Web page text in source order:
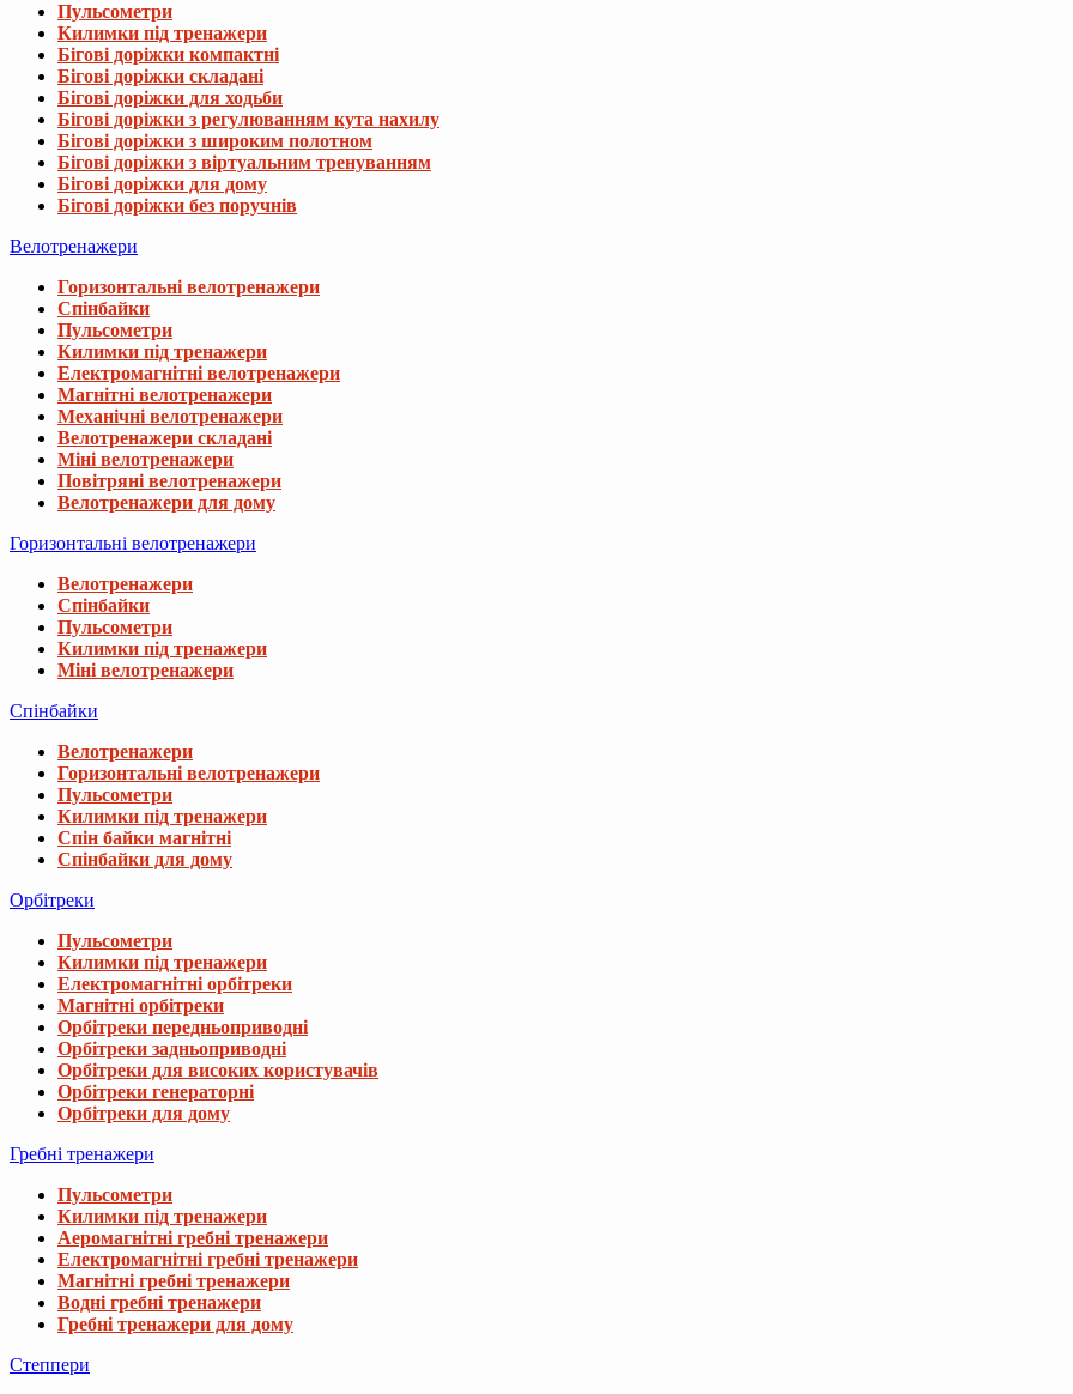
Пульсометри
Килимки під тренажери
Бігові доріжки компактні
Бігові доріжки складані
Бігові доріжки для ходьби
Бігові доріжки з регулюванням кута нахилу
Бігові доріжки з широким полотном
Бігові доріжки з віртуальним тренуванням
Бігові доріжки для дому
Бігові доріжки без поручнів
Велотренажери
Горизонтальні велотренажери
Спінбайки
Пульсометри
Килимки під тренажери
Електромагнітні велотренажери
Магнітні велотренажери
Механічні велотренажери
Велотренажери складані
Міні велотренажери
Повітряні велотренажери
Велотренажери для дому
Горизонтальні велотренажери
Велотренажери
Спінбайки
Пульсометри
Килимки під тренажери
Міні велотренажери
Спінбайки
Велотренажери
Горизонтальні велотренажери
Пульсометри
Килимки під тренажери
Спін байки магнітні
Спінбайки для дому
Орбітреки
Пульсометри
Килимки під тренажери
Електромагнітні орбітреки
Магнітні орбітреки
Орбітреки передньоприводні
Орбітреки задньоприводні
Орбітреки для високих користувачів
Орбітреки генераторні
Орбітреки для дому
Гребні тренажери
Пульсометри
Килимки під тренажери
Аеромагнітні гребні тренажери
Електромагнітні гребні тренажери
Магнітні гребні тренажери
Водні гребні тренажери
Гребні тренажери для дому
Степпери